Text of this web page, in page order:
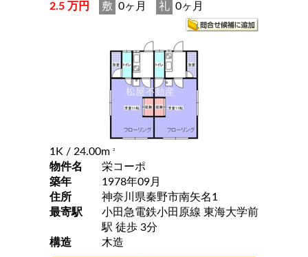
2.5 万円 敷 0ヶ月 礼 0ヶ月
1K / 24.00m 2
物件名
栄コーポ
築年
1978年09月
住所
神奈川県秦野市南矢名1
最寄駅
小田急電鉄小田原線 東海大学前
駅 徒歩 3分
構造
木造